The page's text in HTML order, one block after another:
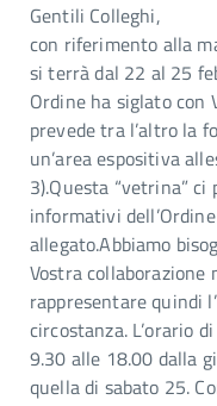
Gentili Colleghi,
con riferimento alla
si terrà dal 22 al 25
Ordine ha siglato con
prevede tra l’altro la
un’area espositiva
3).Questa “vetrina”
informativi
allegato.Abbiamo
Vostra collaborazione
rappresentare quindi
circostanza. L’orario
9.30 alle 18.00 dalla
quella di sabato 25.